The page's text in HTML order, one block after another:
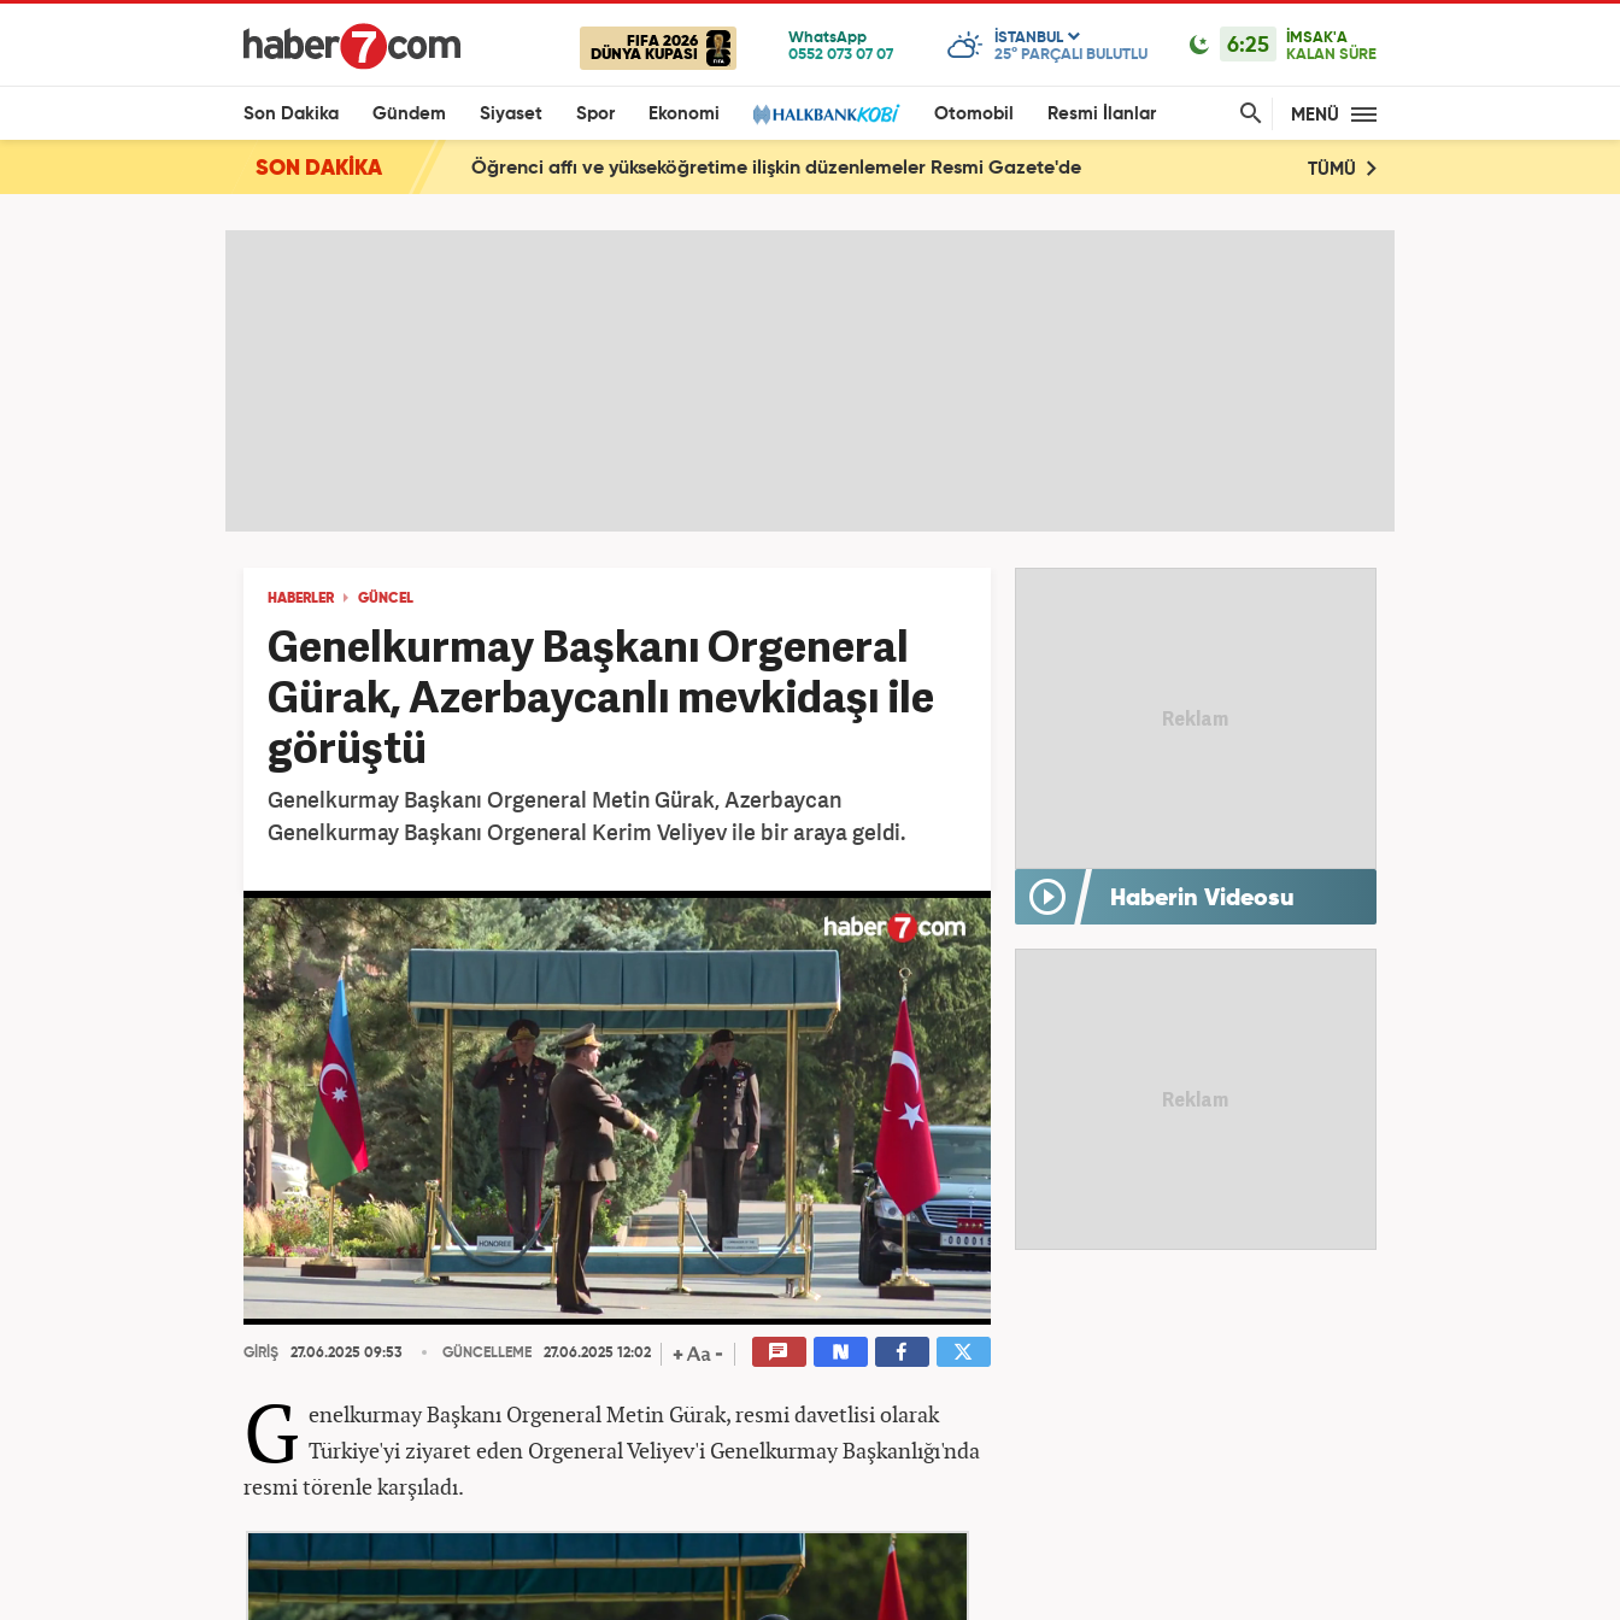
FIFA 2026
DÜNYA KUPASI
ISTANBUL
25° PARÇALI BULUTLU 6:25
İMSAK'A
KALAN SÜRE
Son Dakika Gündem Siyaset Spor Ekonomi Otomobil Resmi İlanlar MENÜ
SON DAKİKA Öğrenci affı ve yükseköğretime ilişkin düzenlemeler Resmi Gazete'de TÜMÜ
HABERLER GÜNCEL
Genelkurmay Başkanı Orgeneral
Gürak, Azerbaycanlı mevkidaşı ile
görüştü
Genelkurmay Başkanı Orgeneral Metin Gürak, Azerbaycan
Genelkurmay Başkanı Orgeneral Kerim Veliyev ile bir araya geldi.
GİRİŞ 27.06.2025 09:53 GÜNCELLEME 27.06.2025 12:02
G enelkurmay Başkanı Orgeneral Metin Gürak, resmi davetlisi olarak
Türkiye'yi ziyaret eden Orgeneral Veliyev'i Genelkurmay Başkanlığı'nda
resmi törenle karşıladı.
Haberin Videosu